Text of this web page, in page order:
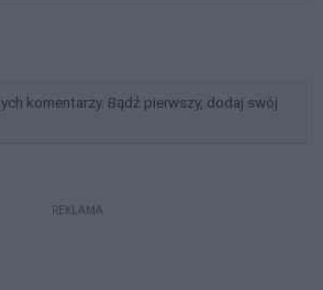
komentarzy. Bądź pierwszy, dodaj swój
REKLAMA